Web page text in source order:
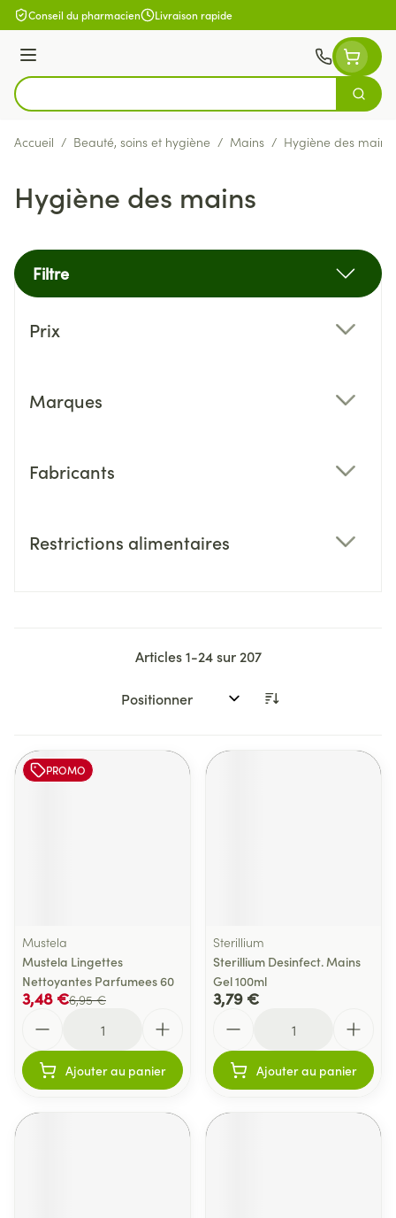
Aller au contenu
Conseil du pharmacien Livraison rapide
Menu
Rechercher
Accueil / Beauté, soins et hygiène / Mains / Hygiène des mains
Hygiène des mains
Filtre
Prix
Marques
Fabricants
Restrictions alimentaires
Articles1-24sur 207
Trier par:
PROMO
Mustela
Mustela Lingettes
Nettoyantes Parfumees 60
6,95 €
3,48 €
Ajouter au panier
Sterillium
Sterillium Desinfect. Mains
Gel 100ml
3,79 €
Ajouter au panier